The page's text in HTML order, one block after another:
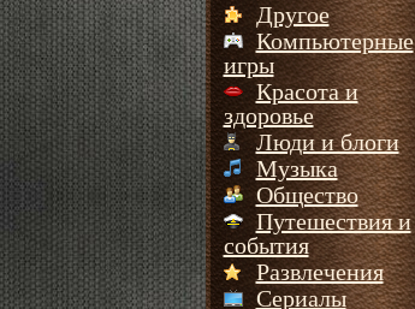
Другое
Компьютерные
игры
Красота и
здоровье
Люди и блоги
Музыка
Общество
Путешествия и
события
Развлечения
Сериалы